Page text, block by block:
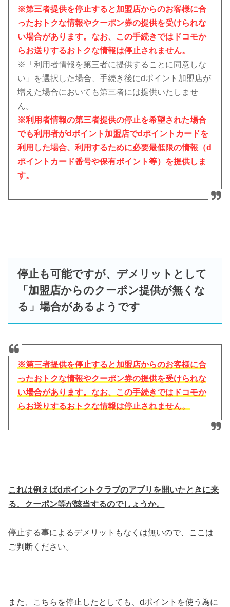
※第三者提供を停止すると加盟店からのお客様に合
ったおトクな情報やクーポン券の提供を受けられな
い場合があります。なお、この手続きではドコモか
らお送りするおトクな情報は停止されません。
※「利用者情報を第三者に提供することに同意しな
い」を選択した場合、手続き後にdポイント加盟店が
増えた場合においても第三者には提供いたしませ
ん。
※利用者情報の第三者提供の停止を希望された場合
でも利用者がdポイント加盟店でdポイントカードを
利用した場合、利用するために必要最低限の情報（d
ポイントカード番号や保有ポイント等）を提供しま
す。
停止も可能ですが、 デメリットとして
「加盟店からのクーポン提供が無くな
る」場合があるようです
※第三者提供を停止すると加盟店からのお客様に合
ったおトクな情報やクーポン券の提供を受けられな
い場合があります。なお、この手続きではドコモか
らお送りするおトクな情報は停止されません。
これは例えばdポイントクラブのアプリを開いたときに来
る、クーポン等が該当するのでしょうか。
停止する事によるデメリットもなくは無いので、ここは
ご判断ください。
また、こちらを停止したとしても、dポイントを使う為に